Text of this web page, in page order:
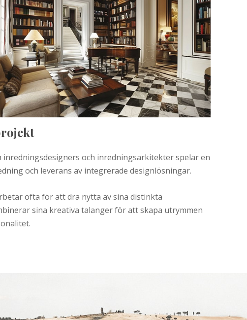
och inredningsarkitekter spelar en
och leverans av integrerade designlösningar.
ofta för att dra nytta av sina distinkta
sina kreativa talanger för att skapa utrymmen